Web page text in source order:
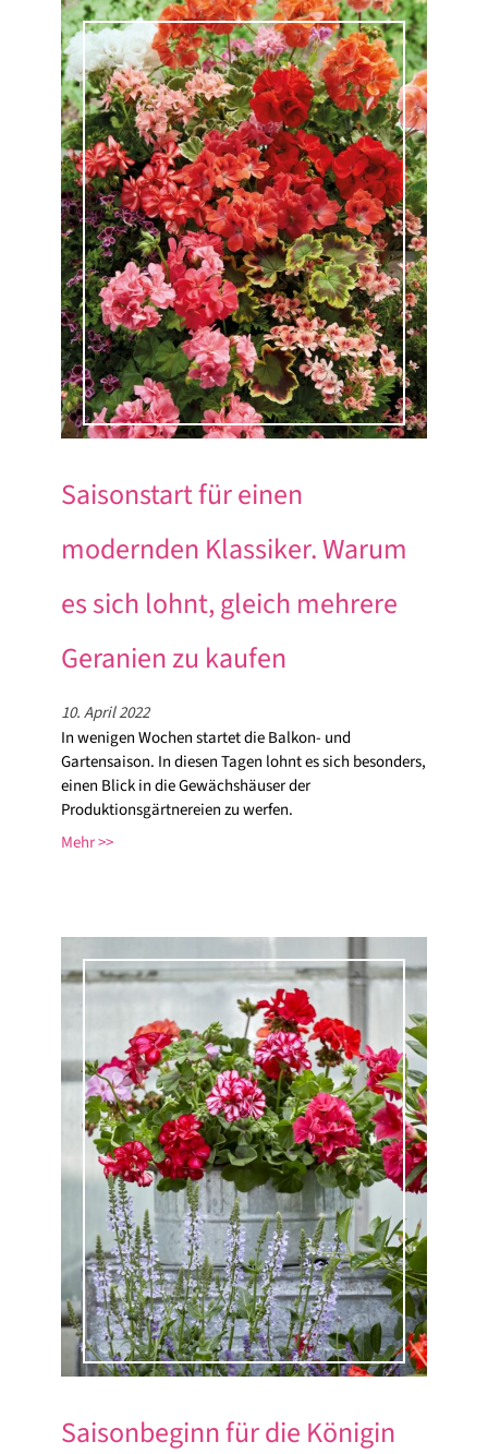
Saisonstart für einen
modernden Klassiker. Warum
es sich lohnt, gleich mehrere
Geranien zu kaufen
10. April 2022
In wenigen Wochen startet die Balkon- und
Gartensaison. In diesen Tagen lohnt es sich besonders,
einen Blick in die Gewächshäuser der
Produktionsgärtnereien zu werfen.
Mehr
Saisonbeginn für die Königin